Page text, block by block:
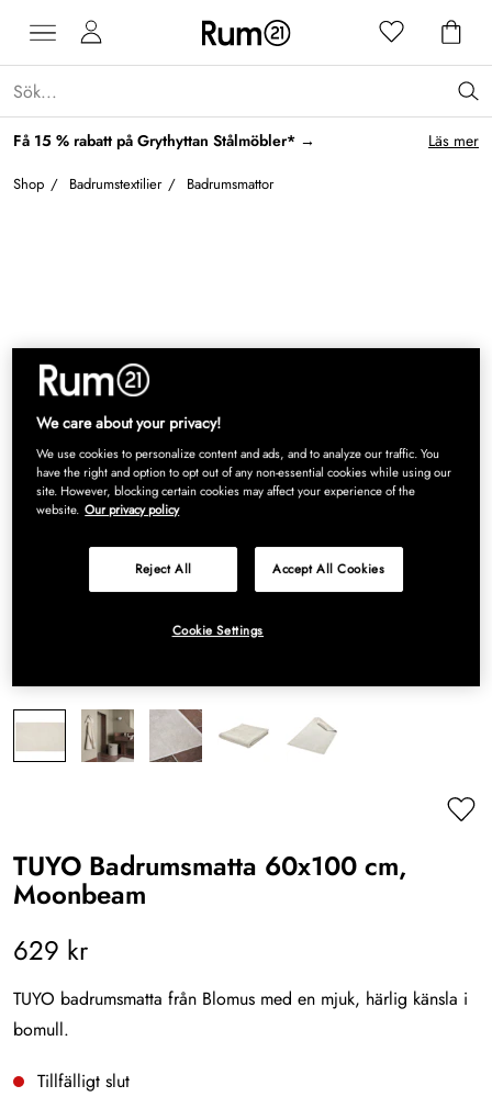
Få 15 % rabatt på Grythyttan Stålmöbler* → Läs mer
Shop / Badrumstextilier / Badrumsmattor
TUYO Badrumsmatta 60x100 cm,
Moonbeam
629 kr
TUYO badrumsmatta från Blomus med en mjuk, härlig känsla i
bomull.
Tillfälligt slut
We care about your privacy!
We use cookies to personalize content and ads, and to analyze our traffic. You
have the right and option to opt out of any non-essential cookies while using our
site. However, blocking certain cookies may affect your experience of the
website. Our privacy policy
Reject All Accept All Cookies
Cookie Settings